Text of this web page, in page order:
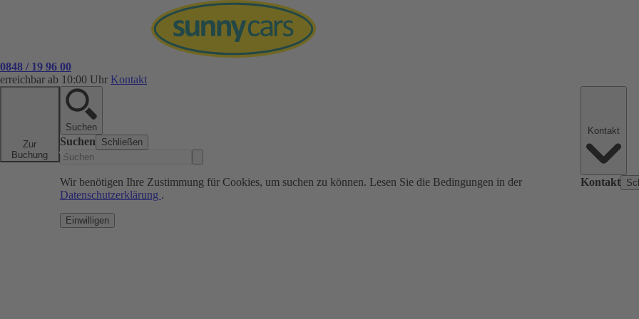
0848 / 19 96 00
erreichbar ab 10:00 Uhr Kontakt
Zur
Buchung
Suchen
Suchen Schließen
Wir benötigen Ihre Zustimmung für Cookies, um suchen zu können. Lesen Sie die Bedingungen in der
Datenschutzerklärung .
Einwilligen
Kontakt